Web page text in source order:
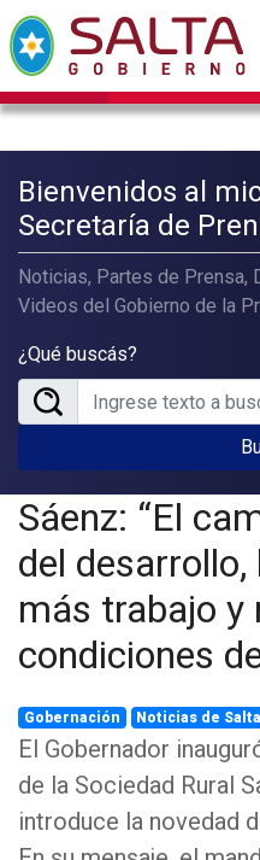
Bienvenidos al
Secretaría de
Noticias, Partes de Prensa,
Videos del Gobierno de la
¿Qué buscás?
Sáenz: “El
del
más trabajo y
condiciones
Gobernación Noticias de Salta
El Gobernador
de la Sociedad Rural
introduce la novedad